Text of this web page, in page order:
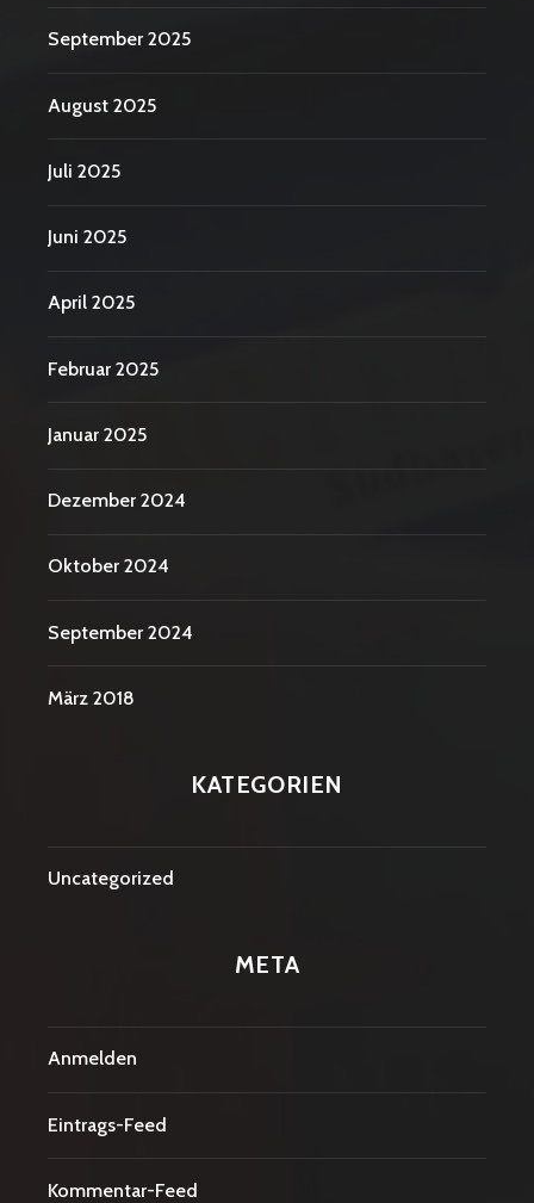
September 2025
August 2025
Juli 2025
Juni 2025
April 2025
Februar 2025
Januar 2025
Dezember 2024
Oktober 2024
September 2024
März 2018
KATEGORIEN
Uncategorized
META
Anmelden
Eintrags-Feed
Kommentar-Feed